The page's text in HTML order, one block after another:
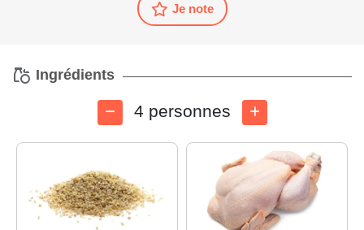
Je note
Ingrédients
4 personnes